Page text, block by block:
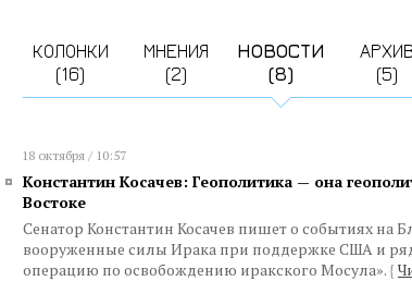
КОЛОНКИ
(16)
МНЕНИЯ
(2)
НОВОСТИ
(8)
АРХИВ
(5)
18 октября / 10:57
Константин Косачев: Геополитика — она
Востоке
Сенатор Константин Косачев пишет о событиях на
вооруженные силы Ирака при поддержке США и
операцию по освобождению иракского Мосула». {